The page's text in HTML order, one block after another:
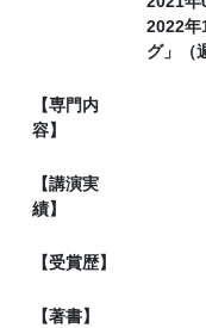
2022年
グ」（
【専門内
容】
【講演実
績】
【受賞歴】
【著書】